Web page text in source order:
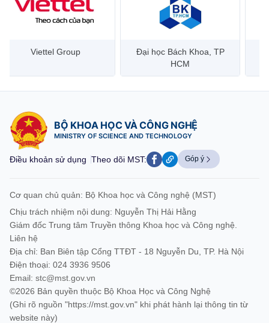
Đại học Bách Khoa, TP
Bưu điện Việt Nam –
Vietnam Post
BỘ KHOA HỌC VÀ CÔNG NGHỆ
MINISTRY OF SCIENCE AND TECHNOLOGY
Điều khoản sử dụng Theo dõi MST: Góp ý
Cơ quan chủ quản: Bộ Khoa học và Công nghệ (MST)
Chịu trách nhiệm nội dung: Nguyễn Thị Hải Hằng
Giám đốc Trung tâm Truyền thông Khoa học và Công nghệ.
Liên hệ
Địa chỉ: Ban Biên tập Cổng TTĐT - 18 Nguyễn Du, TP. Hà Nội
Điện thoại: 024 3936 9506
Email: stc@mst.gov.vn
©2026 Bản quyền thuộc Bộ Khoa Học và Công Nghệ
(Ghi rõ nguồn "https://mst.gov.vn" khi phát hành lại thông tin từ
website này)